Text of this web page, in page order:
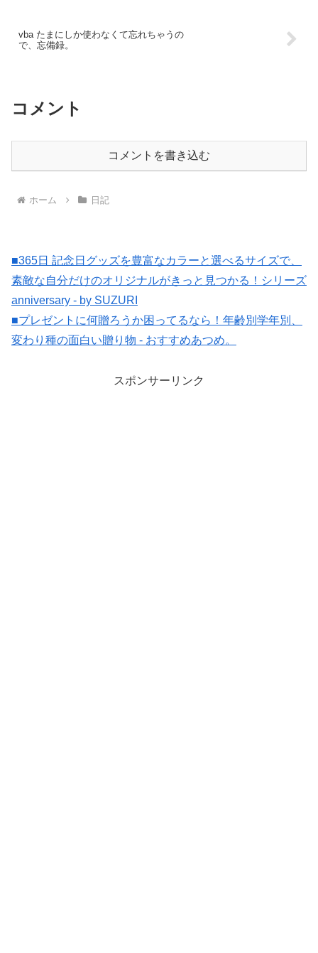
vba たまにしか使わなくて忘れちゃうの
で、忘備録。
コメント
コメントを書き込む
ホーム 日記
■365日 記念日グッズを豊富なカラーと選べるサイズで、
素敵な自分だけのオリジナルがきっと見つかる！シリーズ
anniversary - by SUZURI
■プレゼントに何贈ろうか困ってるなら！年齢別学年別、
変わり種の面白い贈り物 - おすすめあつめ。
スポンサーリンク